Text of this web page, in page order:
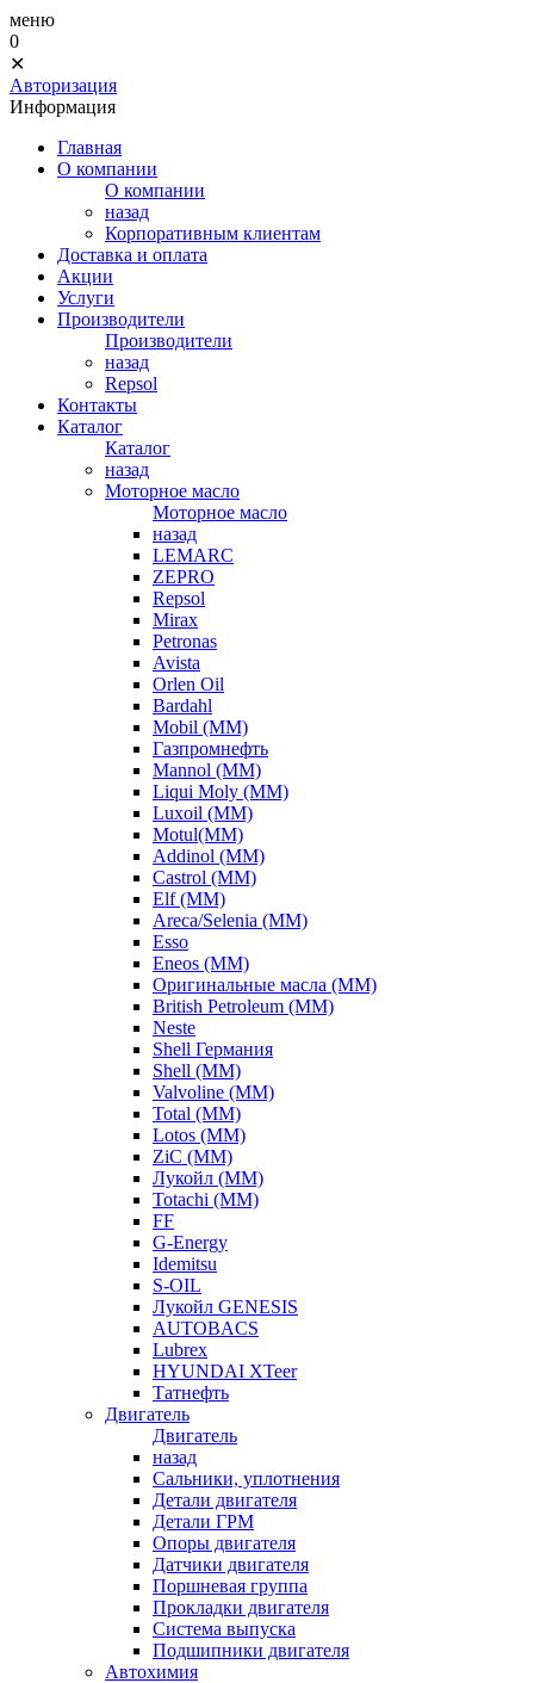
меню
0
✕
Авторизация
Информация
Главная
О компании
О компании
назад
Корпоративным клиентам
Доставка и оплата
Акции
Услуги
Производители
Производители
назад
Repsol
Контакты
Каталог
Каталог
назад
Моторное масло
Моторное масло
назад
LEMARC
ZEPRO
Repsol
Mirax
Petronas
Avista
Orlen Oil
Bardahl
Mobil (ММ)
Газпромнефть
Mannol (ММ)
Liqui Moly (ММ)
Luxoil (ММ)
Motul(ММ)
Addinol (ММ)
Castrol (ММ)
Elf (ММ)
Areca/Selenia (ММ)
Esso
Eneos (ММ)
Оригинальные масла (ММ)
British Petroleum (ММ)
Neste
Shell Германия
Shell (ММ)
Valvoline (ММ)
Total (ММ)
Lotos (ММ)
ZiC (ММ)
Лукойл (ММ)
Totachi (MM)
FF
G-Energy
Idemitsu
S-OIL
Лукойл GENESIS
AUTOBACS
Lubrex
HYUNDAI XTeer
Татнефть
Двигатель
Двигатель
назад
Сальники, уплотнения
Детали двигателя
Детали ГРМ
Опоры двигателя
Датчики двигателя
Поршневая группа
Прокладки двигателя
Система выпуска
Подшипники двигателя
Автохимия